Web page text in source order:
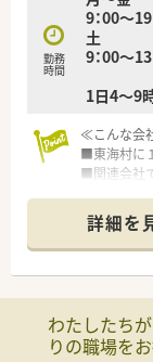
勤務
時間
9：00～19
土
9：00～13
1日4～9
≪こんな会
■東海村に
■関連会社
■クリニッ
≪こんな薬
■2021年9
■内科、胃
ザー治療、
クリニック
詳細を
わたしたち
りの職場を